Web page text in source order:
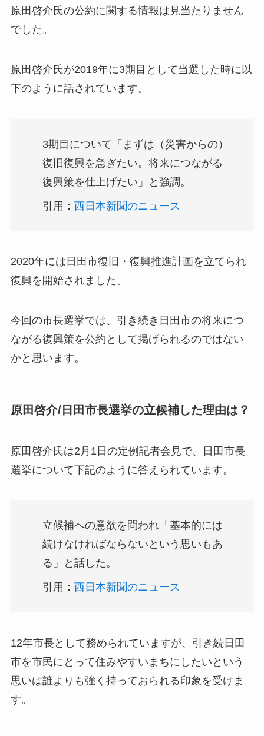
原田啓介氏の公約に関する情報は見当たりません
でした。
原田啓介氏が2019年に3期目として当選した時に以
下のように話されています。
3期目について「まずは（災害からの）
復旧復興を急ぎたい。 将来につながる
復興策を仕上げたい 」と強調。
引用： 西日本新聞のニュース
2020年には日田市復旧・復興推進計画を立てられ
復興を開始されました。
今回の市長選挙では、引き続き日田市の将来につ
ながる復興策を公約として掲げられるのではない
かと思います。
原田啓介/日田市長選挙の立候補した理由は？
原田啓介氏は2月1日の定例記者会見で、日田市長
選挙について下記のように答えられています。
立候補への意欲を問われ「 基本的には
続けなければならないという思いもあ
る 」と話した。
引用： 西日本新聞のニュース
12年市長として務められていますが、引き続日田
市を市民にとって住みやすいまちにしたいという
思いは誰よりも強く持っておられる印象を受けま
す。